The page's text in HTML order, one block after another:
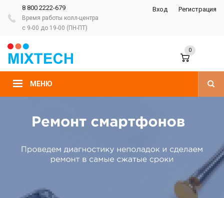
8 800 2222-679
Время работы колл-центра
с 9-00 до 19-00 (ПН-ПТ)
Вход Регистрация
МЕНЮ
0